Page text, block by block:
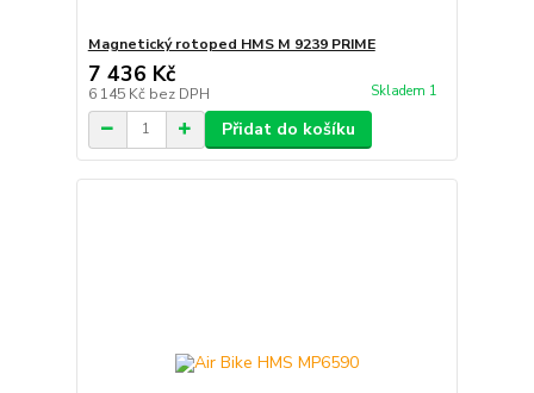
Magnetický rotoped HMS M 9239 PRIME
7 436 Kč
6 145 Kč bez DPH Skladem 1
Přidat do košíku